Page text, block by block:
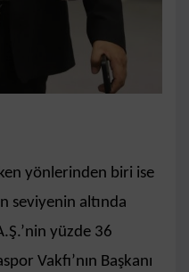
yönlerinden biri ise
seviyenin altında
yüzde 36
Vakfı’nın Başkanı